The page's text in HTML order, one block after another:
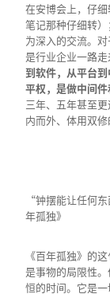
在安博会上，仔
笔记那种仔细转
为深入的交流。
是行业企业一路
到软件，从平台
平权，是做中间
三年、五年甚至
内而外、体用双修
“钟摆能让任何
年孤独》
《百年孤独》的
是事物的局限性
恒的时间。它是